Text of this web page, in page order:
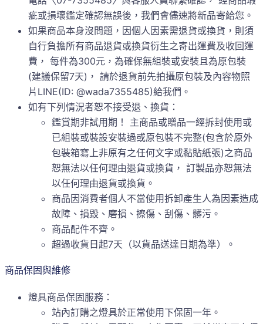
疵或損壞鑑定確認無誤後，我們會儘速將新品寄給您。
如果商品本身沒問題，因個人因素需退貨或換貨，則須
自行負擔所有商品退貨或換貨衍生之寄出運費及收回運
費， 每件為300元，為確保無組裝或安裝且為原包裝
(建議保留7天)， 請於退貨前先拍攝原包裝及內容物照
片LINE(ID: @wada7355485)給我們。
如有下列情況者恕不接受退、換貨：
鑑賞期非試用期！ 主商品或贈品一經拆封使用或
已組裝或裝設安裝過或原包裝不完整(包含於原外
包裝箱寫上非原有之任何文字或黏貼紙張)之商品
恕無法以任何理由退貨或換貨， 訂製品亦恕無法
以任何理由退貨或換貨。
商品因消費者個人不當使用拆卸產生人為因素造成
故障、損毀、磨損、擦傷、刮傷、髒污。
商品配件不齊。
超過收貨日起7天（以貨品送達日期為準）。
商品保固與維修
燈具商品保固服務：
站內訂購之燈具於正常使用下保固一年。